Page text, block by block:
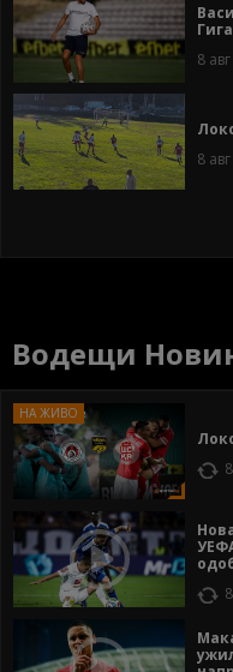
8
8
Водещи